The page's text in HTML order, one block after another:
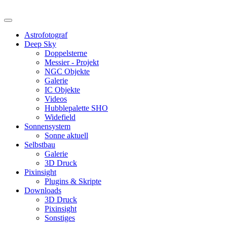
Astrofotograf
Deep Sky
Doppelsterne
Messier - Projekt
NGC Objekte
Galerie
IC Objekte
Videos
Hubblepalette SHO
Widefield
Sonnensystem
Sonne aktuell
Selbstbau
Galerie
3D Druck
Pixinsight
Plugins & Skripte
Downloads
3D Druck
Pixinsight
Sonstiges